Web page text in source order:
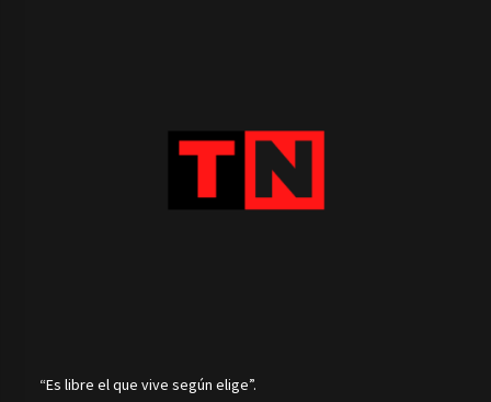
“Es libre el que vive según elige”.